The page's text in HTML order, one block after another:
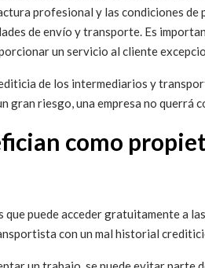
profesional y las condiciones
de envío y transporte. Es
un servicio al cliente
de los intermediarios y
gran riesgo, una empresa no
como
puede acceder gratuitamente a
con un mal historial